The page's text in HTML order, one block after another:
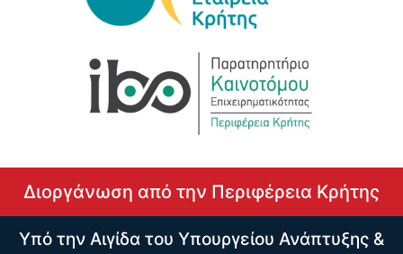
Διοργάνωση από την Περιφέρεια Κρήτης
Υπό την Αιγίδα του Υπουργείου Ανάπτυξης &